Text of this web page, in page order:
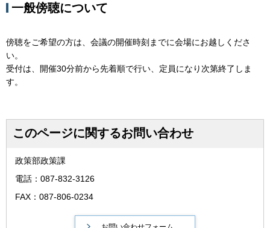
一般傍聴について
傍聴をご希望の方は、会議の開催時刻までに会場にお越しくださ
い。
受付は、開催30分前から先着順で行い、定員になり次第終了しま
す。
このページに関するお問い合わせ
政策部政策課
電話：087-832-3126
FAX：087-806-0234